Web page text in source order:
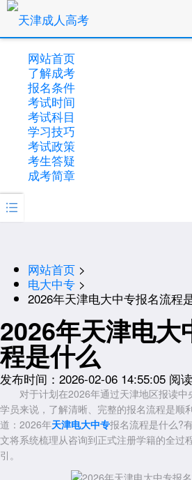
网站首页
了解成考
报名条件
考试时间
考试科目
学习技巧
考试政策
考生答疑
成考简章

网站首页 >
电大中专 >
2026年天津电大中专报名流程
2026年天津电大
程是什么
发布时间：2026-02-06 14:55:05 阅
对于计划在2026年通过天津地区报读中
学员来说，了解清晰、完整的报名流程是顺
道：2026年天津电大中专报名流程是什么?
文将系统梳理从咨询到正式注册学籍的全过
引。